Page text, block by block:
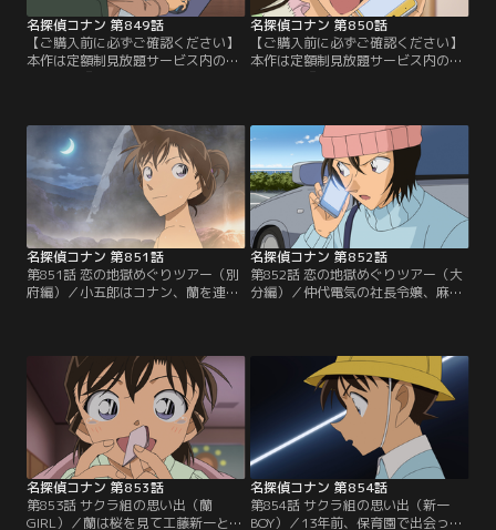
名探偵コナン 第849話
【ご購入前に必ずご確認ください】
本作は定額制見放題サービス内の
＆警視庁セレクション」にて3/14～
8/31まで配信中です。ご加入の方は
見放題ページよりご視聴ください。
／第849話 婚姻届のパスワード（前
編）／由美は将棋の王将戦のニュー
スを見て…。
名探偵コナン 第850話
【ご購入前に必ずご確認ください】
本作は定額制見放題サービス内の
＆警視庁セレクション」にて3/14～
8/31まで配信中です。ご加入の方は
見放題ページよりご視聴ください。
／第850話 婚姻届のパスワード（後
編）／管理人の八塚は封筒に入った
婚姻届を…。
名探偵コナン 第851話
第851話 恋の地獄めぐりツアー（別
府編）／小五郎はコナン、蘭を連れ
麻奈美を見つけ出す事。麻奈美は別
府にいる元恋人の早見裕之に会いに
来ている可能性が高かった。同じ
頃、佐藤刑事たちは大分で拳銃強盗
の犯人を追っていた…。
名探偵コナン 第852話
第852話 恋の地獄めぐりツアー（大
分編）／仲代電気の社長令嬢、麻奈
銃強盗犯として荻久保を追ってい
た。荻久保は共犯の裕之と落ち合
い、身代金を山分けするという。佐
藤たちは裕之と落ち合う前に荻久保
を逮捕するが、バッグの1億円はい
つの間にか消えていた。
名探偵コナン 第853話
第853話 サクラ組の思い出（蘭
GIRL）／蘭は桜を見て工藤新一と出
名探偵コナン 第854話
第854話 サクラ組の思い出（新一
BOY）／13年前、保育園で出会った